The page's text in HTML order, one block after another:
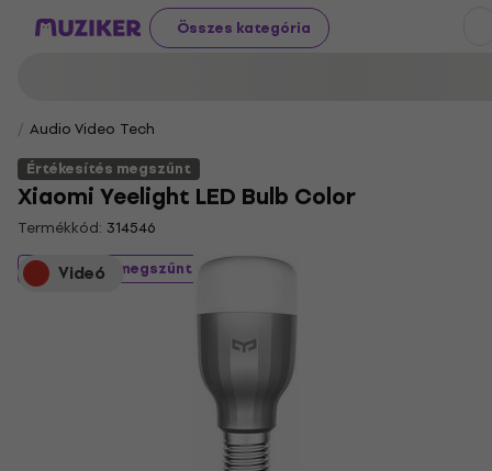
Összes kategória
Audio Video Tech
Értékesítés megszűnt
Xiaomi Yeelight LED Bulb Color
Termékkód: 314546
Videó
Értékesítés megszűnt